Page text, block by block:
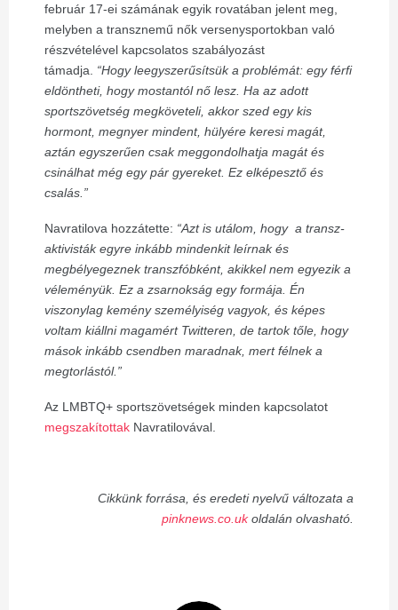
február 17-ei számának egyik rovatában jelent meg,
melyben a transznemű nők versenysportokban való
részvételével kapcsolatos szabályozást
támadja. “Hogy leegyszerűsítsük a problémát: egy férfi
eldöntheti, hogy mostantól nő lesz. Ha az adott
sportszövetség megköveteli, akkor szed egy kis
hormont, megnyer mindent, hülyére keresi magát,
aztán egyszerűen csak meggondolhatja magát és
csinálhat még egy pár gyereket. Ez elképesztő és
csalás.”
Navratilova hozzátette: “Azt is utálom, hogy a transz-
aktivisták egyre inkább mindenkit leírnak és
megbélyegeznek transzfóbként, akikkel nem egyezik a
véleményük. Ez a zsarnokság egy formája. Én
viszonylag kemény személyiség vagyok, és képes
voltam kiállni magamért Twitteren, de tartok tőle, hogy
mások inkább csendben maradnak, mert félnek a
megtorlástól.”
Az LMBTQ+ sportszövetségek minden kapcsolatot
megszakítottak Navratilovával.
Cikkünk forrása, és eredeti nyelvű változata a
pinknews.co.ukoldalán olvasható.